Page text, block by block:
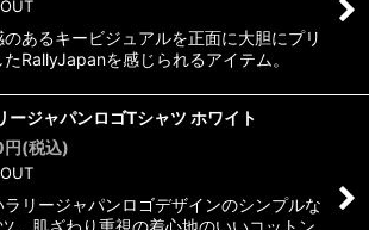
のあるキービジュアルを正面に大胆にプリ
たRallyJapanを感じられるアイテム。
ージャパンロゴTシャツ ホワイト
円(税込)
ラリージャパンロゴデザインのシンプルな
。肌ざわり重視の着心地のいいコットン